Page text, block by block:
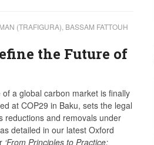
(TRAFIGURA), BASSAM FATTOUH
the Future of
a global carbon market is finally
at COP29 in Baku, sets the legal
reductions and removals under
detailed in our latest Oxford
‘From Principles to Practice: